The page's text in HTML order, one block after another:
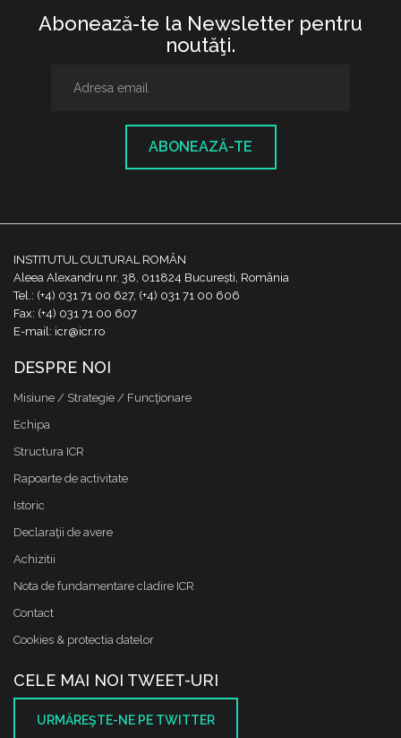
Abonează-te la Newsletter pentru
noutăţi.
ABONEAZĂ-TE
INSTITUTUL CULTURAL ROMÂN
Aleea Alexandru nr. 38, 011824 București, România
Tel.: (+4) 031 71 00 627, (+4) 031 71 00 606
Fax: (+4) 031 71 00 607
E-mail: icr@icr.ro
DESPRE NOI
Misiune / Strategie / Funcţionare
Echipa
Structura ICR
Rapoarte de activitate
Istoric
Declaraţii de avere
Achizitii
Nota de fundamentare cladire ICR
Contact
Cookies & protectia datelor
CELE MAI NOI TWEET-URI
URMĂREŞTE-NE PE TWITTER